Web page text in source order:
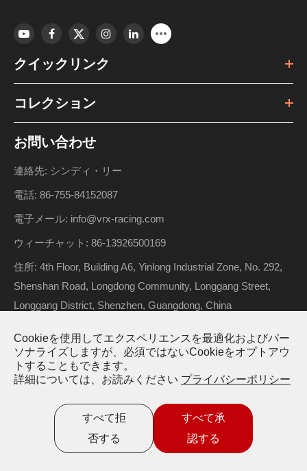
クイックリンク
コレクション
お問い合わせ
連絡先: シンディ・リー
電話: 86-755-84152087
電子メール: info@vrx-racing.com
ウィーチャット: 86-13926500169
住所: 4th Floor, Building A6, Yinlong Industrial Zone, No. 292,
Shenshan Road, Longdong Community, Longgang Street,
Longgang District, Shenzhen, Guangdong, China
著作権 © Riverhobby Tech (Shenzhen) Co., Ltd.すべての権利
が予約されています。
サイトマップ プライバシーポリシー
Cookieを使用してエクスペリエンスを最適化およびパー
ソナライズしますが、必須ではないCookieをオプトアウ
トすることもできます。
詳細については、お読みください プライバシーポリシー
すべて拒
否する
すべて承
認する